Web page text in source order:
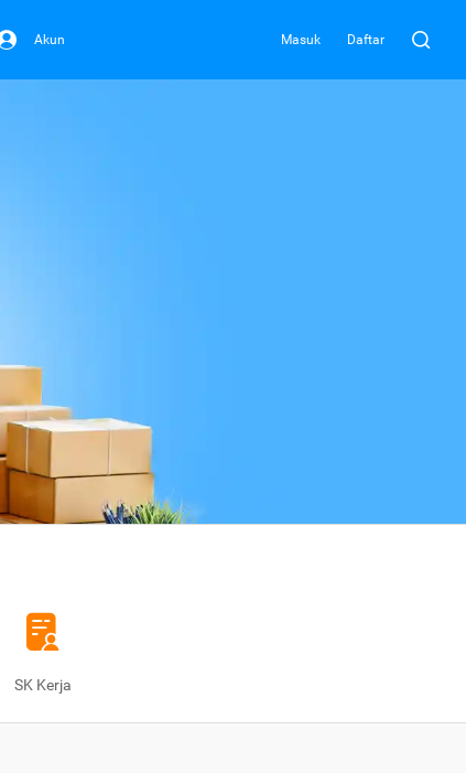
Akun Masuk Daftar
SK Kerja